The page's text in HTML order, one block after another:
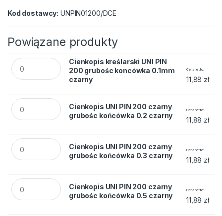
Kod dostawcy: UNPIN01200/DCE
Powiązane produkty
Cienkopis kreślarski UNI PIN 200 grubośc koncówka 0.1mm
Cienkopis kreślarski UNI PIN
200 grubośc koncówka 0.1mm
czarny
Cena netto
11,88 zł
Cienkopis UNI PIN 200 czarny grubośc końcówka 0.2
Cienkopis UNI PIN 200 czarny
grubośc końcówka 0.2 czarny
Cena netto
11,88 zł
Cienkopis UNI PIN 200 czarny grubośc końcówka 0.3
Cienkopis UNI PIN 200 czarny
grubośc końcówka 0.3 czarny
Cena netto
11,88 zł
Cienkopis UNI PIN 200 czarny grubośc końcówka 0.5
Cienkopis UNI PIN 200 czarny
grubośc końcówka 0.5 czarny
Cena netto
11,88 zł